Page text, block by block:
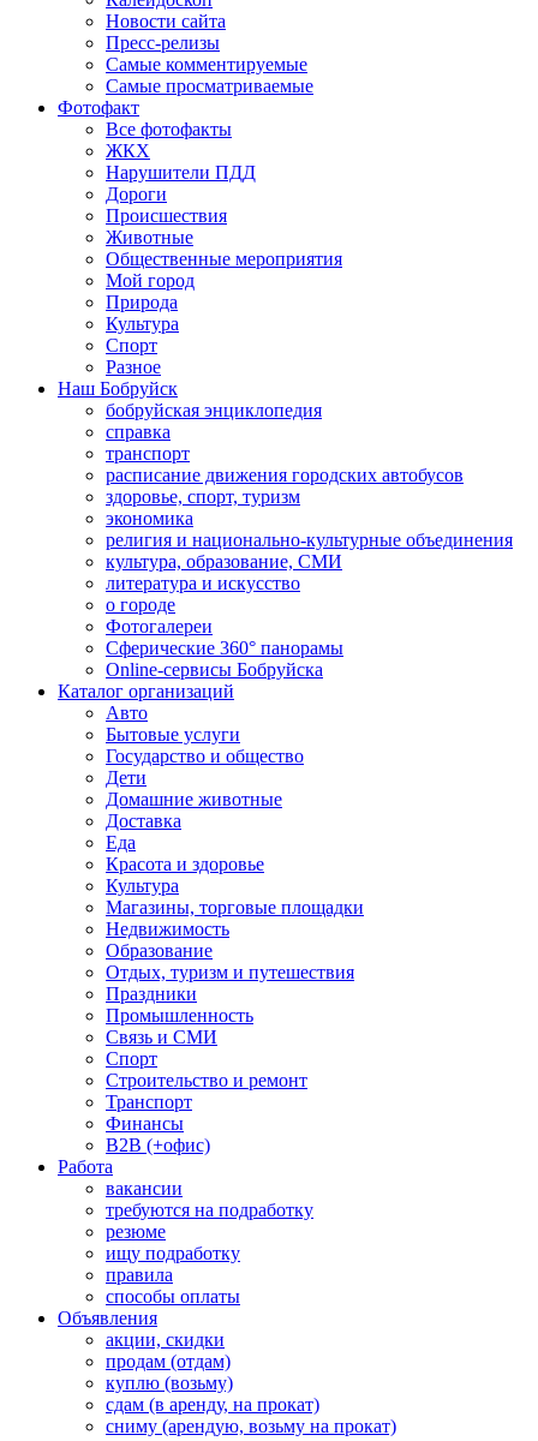
Новости сайта
Пресс-релизы
Самые комментируемые
Самые просматриваемые
Фотофакт
Все фотофакты
ЖКХ
Нарушители ПДД
Дороги
Происшествия
Животные
Общественные мероприятия
Мой город
Природа
Культура
Спорт
Разное
Наш Бобруйск
бобруйская энциклопедия
справка
транспорт
расписание движения городских автобусов
здоровье, спорт, туризм
экономика
религия и национально-культурные объединения
культура, образование, СМИ
литература и искусство
о городе
Фотогалереи
Сферические 360° панорамы
Online-сервисы Бобруйска
Каталог организаций
Авто
Бытовые услуги
Государство и общество
Дети
Домашние животные
Доставка
Еда
Красота и здоровье
Культура
Магазины, торговые площадки
Недвижимость
Образование
Отдых, туризм и путешествия
Праздники
Промышленность
Связь и СМИ
Спорт
Строительство и ремонт
Транспорт
Финансы
B2B (+офис)
Работа
вакансии
требуются на подработку
резюме
ищу подработку
правила
способы оплаты
Объявления
акции, скидки
продам (отдам)
куплю (возьму)
сдам (в аренду, на прокат)
сниму (арендую, возьму на прокат)